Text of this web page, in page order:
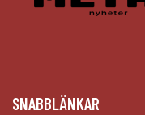
SNABBLÄNKAR